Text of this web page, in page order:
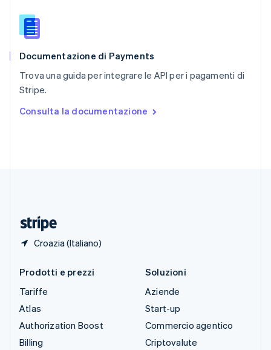
Documentazione di Payments
Trova una guida per integrare le API per i pagamenti di
Stripe.
Consulta la documentazione
Croazia (Italiano)
English
Slovacchia
Slovenia
Spagna
Español
English Español简体中文
Prodotti e prezzi
Tariffe
Atlas
Authorization Boost
Billing
Soluzioni
Aziende
Start-up
Commercio agentico
Criptovalute